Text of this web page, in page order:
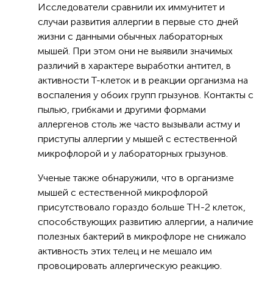
Исследователи сравнили их иммунитет и
случаи развития аллергии в первые сто дней
жизни с данными обычных лабораторных
мышей. При этом они не выявили значимых
различий в характере выработки антител, в
активности Т-клеток и в реакции организма на
воспаления у обоих групп грызунов. Контакты с
пылью, грибками и другими формами
аллергенов столь же часто вызывали астму и
приступы аллергии у мышей с естественной
микрофлорой и у лабораторных грызунов.
Ученые также обнаружили, что в организме
мышей с естественной микрофлорой
присутствовало гораздо больше TH-2 клеток,
способствующих развитию аллергии, а наличие
полезных бактерий в микрофлоре не снижало
активность этих телец и не мешало им
провоцировать аллергическую реакцию.